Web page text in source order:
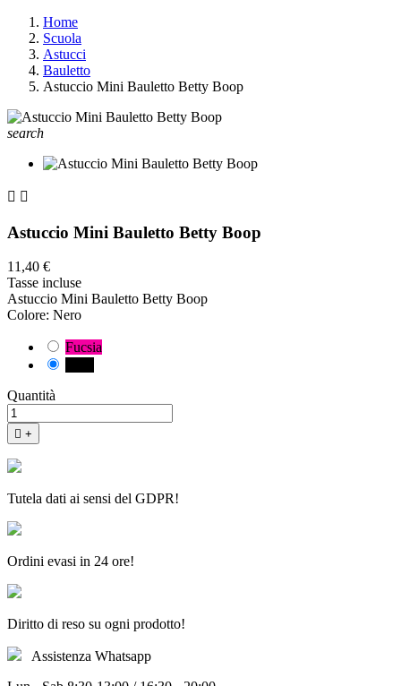
Home
Scuola
Astucci
Bauletto
Astuccio Mini Bauletto Betty Boop
search
 
Astuccio Mini Bauletto Betty Boop
11,40 €
Tasse incluse
Astuccio Mini Bauletto Betty Boop
Colore: Nero
Fucsia
Quantità
 +
Tutela dati ai sensi del GDPR!
Ordini evasi in 24 ore!
Diritto di reso su ogni prodotto!
Assistenza Whatsapp